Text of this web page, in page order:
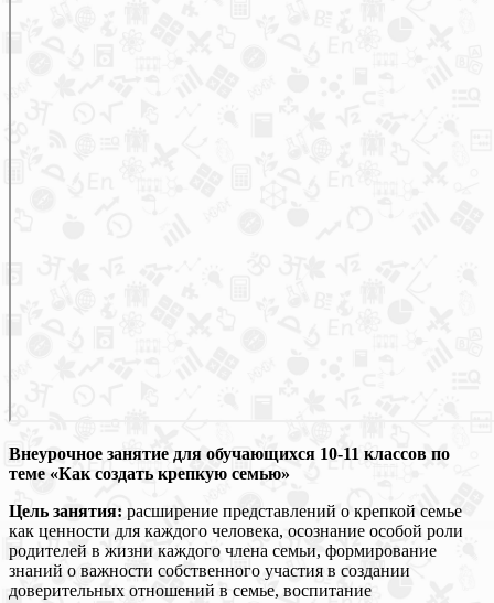
Внеурочное занятие для обучающихся 10-11 классов по
теме «Как создать крепкую семью»
Цель занятия: расширение представлений о крепкой семье
как ценности для каждого человека, осознание особой роли
родителей в жизни каждого члена семьи, формирование
знаний о важности собственного участия в создании
доверительных отношений в семье, воспитание